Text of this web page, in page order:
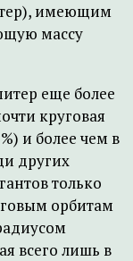
имеющим
массу
еще более
круговая
и более чем в
других
только
орбитам
всего лишь в